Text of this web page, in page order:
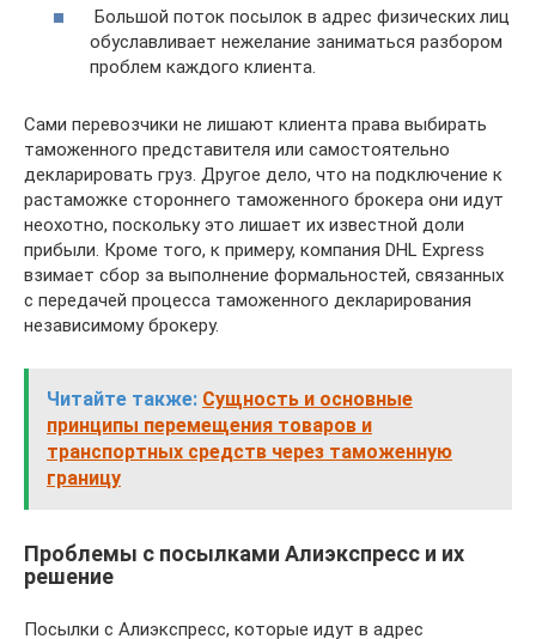
Большой поток посылок в адрес физических лиц
обуславливает нежелание заниматься разбором
проблем каждого клиента.
Сами перевозчики не лишают клиента права выбирать
таможенного представителя или самостоятельно
декларировать груз. Другое дело, что на подключение к
растаможке стороннего таможенного брокера они идут
неохотно, поскольку это лишает их известной доли
прибыли. Кроме того, к примеру, компания DHL Express
взимает сбор за выполнение формальностей, связанных
с передачей процесса таможенного декларирования
независимому брокеру.
Читайте также: Сущность и основные
принципы перемещения товаров и
транспортных средств через таможенную
границу
Проблемы с посылками Алиэкспресс и их
решение
Посылки с Алиэкспресс, которые идут в адрес